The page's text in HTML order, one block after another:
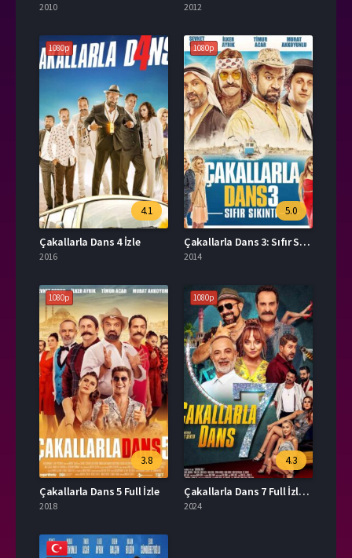
2010 2012
1080p
4.1
Çakallarla Dans 4 İzle
2016
1080p
5.0
Çakallarla Dans 3: Sıfır Sıkıntı İzle
2014
1080p
3.8
Çakallarla Dans 5 Full İzle
2018
1080p
4.3
Çakallarla Dans 7 Full İzle HD
2024